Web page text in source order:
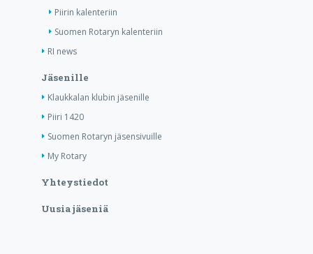
Piirin kalenteriin
Suomen Rotaryn kalenteriin
RI news
Jäsenille
Klaukkalan klubin jäsenille
Piiri 1420
Suomen Rotaryn jäsensivuille
My Rotary
Yhteystiedot
Uusia jäseniä